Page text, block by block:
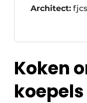
Architect:
Koken
koepels